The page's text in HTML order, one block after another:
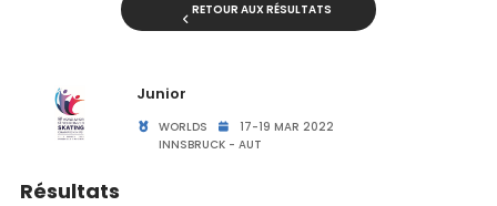
RETOUR AUX RÉSULTATS
Junior
WORLDS
17-19 MAR 2022
INNSBRUCK - AUT
Résultats